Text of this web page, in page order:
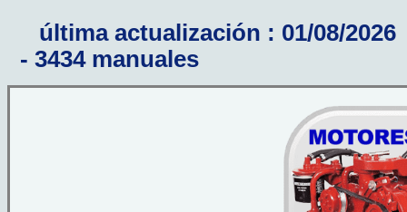
última actualización : 01/08/2026
- 3434 manuales